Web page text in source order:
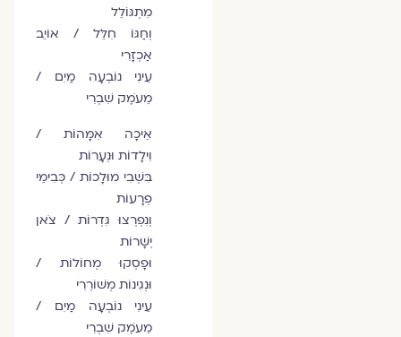
מִתְגּוֹלֵל
וְחַגּוֹ חִלֵּל / אוֹיֵב
אַכְזָרִי
עֵינִי נוֹבְעָה מַיִם /
מֵעֹמֶק שִׁבְרִי
אֵיכָה אִמָּהוֹת /
וִילָדוֹת וּנְעָרוֹת
בִּשְׁבִי מוּלָכוֹת / כְּבִימֵי
פְרָעוֹת
וְנִפְרְצוּ גִּדְרוֹת / צֹאן
יְשָׁרוֹת
וּפָסְקוּ מְחוֹלוֹת /
וּנְגִינוֹת מְשׁוֹרְרִי
עֵינִי נוֹבְעָה מַיִם /
מֵעֹמֶק שִׁבְרִי